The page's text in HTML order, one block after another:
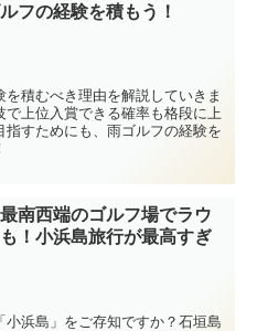
フの経験を積もう！
積むべき理由を解説していきま
上位入賞できる確率も格段に上
すためにも、雨ゴルフの経験を
最南西端のゴルフ場でラウ
！小浜島旅行が最高すぎ
小浜島」をご存知ですか？石垣島